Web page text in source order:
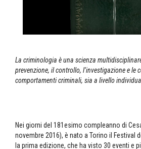
La criminologia è una scienza
prevenzione, il controllo, l’investigazione e le
comportamenti criminali, sia a livello
Nei giorni del 181esimo compleanno di
novembre 2016), è nato a Torino il Festival
la prima edizione, che ha visto 30 eventi e